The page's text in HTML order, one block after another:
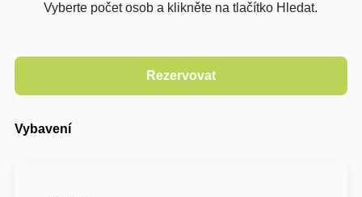
Vyberte počet osob a klikněte na tlačítko Hledat.
Vybavení